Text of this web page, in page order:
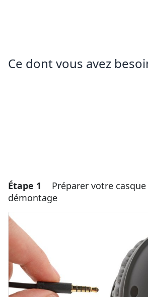
Ce dont vous avez
Étape 1
Préparer votre
démontage